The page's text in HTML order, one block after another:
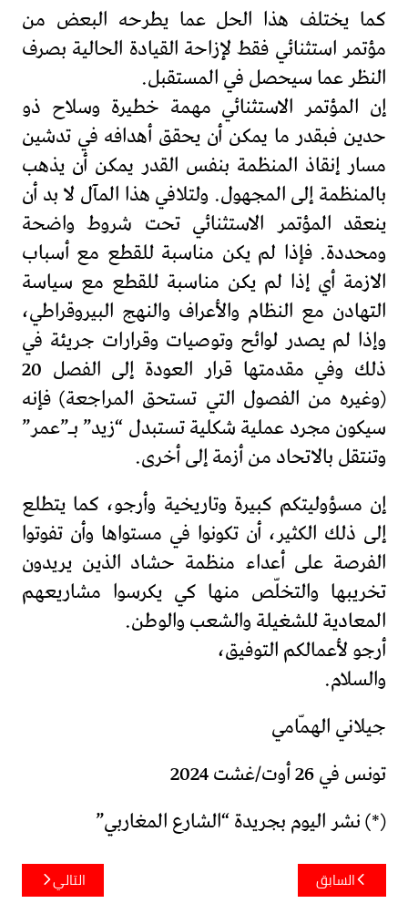
كما يختلف هذا الحل عما يطرحه البعض من
مؤتمر استثنائي فقط لإزاحة القيادة الحالية بصرف
النظر عما سيحصل في المستقبل.
إن المؤتمر الاستثنائي مهمة خطيرة وسلاح ذو
حدين فبقدر ما يمكن أن يحقق أهدافه في تدشين
مسار إنقاذ المنظمة بنفس القدر يمكن أن يذهب
بالمنظمة إلى المجهول. ولتلافي هذا المآل لا بد أن
ينعقد المؤتمر الاستثنائي تحت شروط واضحة
ومحددة. فإذا لم يكن مناسبة للقطع مع أسباب
الازمة أي إذا لم يكن مناسبة للقطع مع سياسة
التهادن مع النظام والأعراف والنهج البيروقراطي،
وإذا لم يصدر لوائح وتوصيات وقرارات جريئة في
ذلك وفي مقدمتها قرار العودة إلى الفصل 20
(وغيره من الفصول التي تستحق المراجعة) فإنه
سيكون مجرد عملية شكلية تستبدل “زيد” بـ”عمر”
وتنتقل بالاتحاد من أزمة إلى أخرى.
إن مسؤوليتكم كبيرة وتاريخية وأرجو، كما يتطلع
إلى ذلك الكثير، أن تكونوا في مستواها وأن تفوتوا
الفرصة على أعداء منظمة حشاد الذين يريدون
تخريبها والتخلّص منها كي يكرسوا مشاريعهم
المعادية للشغيلة والشعب والوطن.
أرجو لأعمالكم التوفيق،
والسلام.
جيلاني الهمّامي
تونس في 26 أوت/غشت 2024
(*) نشر اليوم بجريدة “الشارع المغاربي”
تصفّح
المقالات
السابق التالي